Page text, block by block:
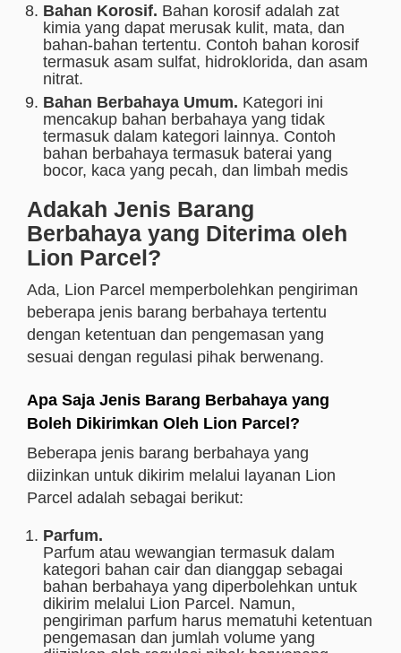
Bahan Korosif. Bahan korosif adalah zat
kimia yang dapat merusak kulit, mata, dan
bahan-bahan tertentu. Contoh bahan korosif
termasuk asam sulfat, hidroklorida, dan asam
nitrat.
Bahan Berbahaya Umum. Kategori ini
mencakup bahan berbahaya yang tidak
termasuk dalam kategori lainnya. Contoh
bahan berbahaya termasuk baterai yang
bocor, kaca yang pecah, dan limbah medis
Adakah Jenis Barang
Berbahaya yang Diterima oleh
Lion Parcel?
Ada, Lion Parcel memperbolehkan pengiriman
beberapa jenis barang berbahaya tertentu
dengan ketentuan dan pengemasan yang
sesuai dengan regulasi pihak berwenang.
Apa Saja Jenis Barang Berbahaya yang
Boleh Dikirimkan Oleh Lion Parcel?
Beberapa jenis barang berbahaya yang
diizinkan untuk dikirim melalui layanan Lion
Parcel adalah sebagai berikut:
Parfum.
Parfum atau wewangian termasuk dalam
kategori bahan cair dan dianggap sebagai
bahan berbahaya yang diperbolehkan untuk
dikirim melalui Lion Parcel. Namun,
pengiriman parfum harus mematuhi ketentuan
pengemasan dan jumlah volume yang